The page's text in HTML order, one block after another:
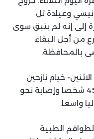
وعيادة تل
إلى إنه لم يتبق سوى
من أجل البقاء
بالمحافظة.
خيام نازحين
غربي رفح، مما أسفر عن استشهاد 45 شخصا وإصابة نحو
الطبية